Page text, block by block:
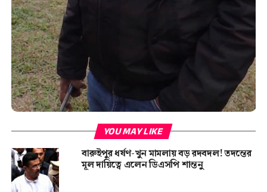
YOU MAY LIKE
বারুইপুর ধর্ষণ-খুন মামলায় বড় রদবদল! তদন্তের
মূল দায়িত্বে এলেন ডিএসপি শান্তনু